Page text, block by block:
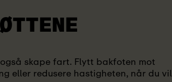
skape fart. Flytt bakfoten mot
eller redusere hastigheten, når du vil